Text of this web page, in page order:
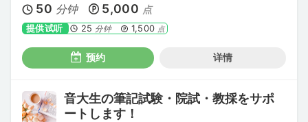
50 分钟 5,000 点
提供试听 25 分钟 1,500 点
预约 详情
音大生の筆記試験・院試・教採をサポ
ートします！